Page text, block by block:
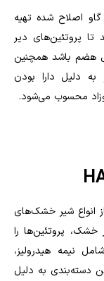
اصلاح شده تهیه
تا پروتئین‌های دیر
هضم باشد‌ همچنین
دلیل دارا بودن
محسوب می‌شود.
انواع شیر خشک‌های
خشک، پروتئین‌ها را
نیمه هیدرولیز،
دسته‌بندی به دلیل